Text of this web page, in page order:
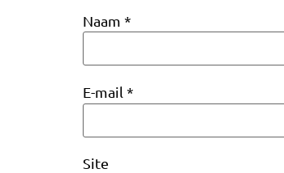
Naam *
E-mail *
Site